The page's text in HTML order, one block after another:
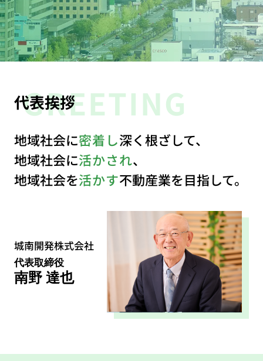
代表挨拶
GREETING
地域社会に密着し深く根ざして、
地域社会に活かされ、
地域社会を活かす不動産業を目指して。
城南開発株式会社
代表取締役
南野 達也